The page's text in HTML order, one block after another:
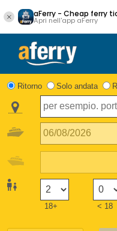
aFerry - Cheap ferry
Apri nell'app aFerry
Ritorno Solo andata
18+ < 18